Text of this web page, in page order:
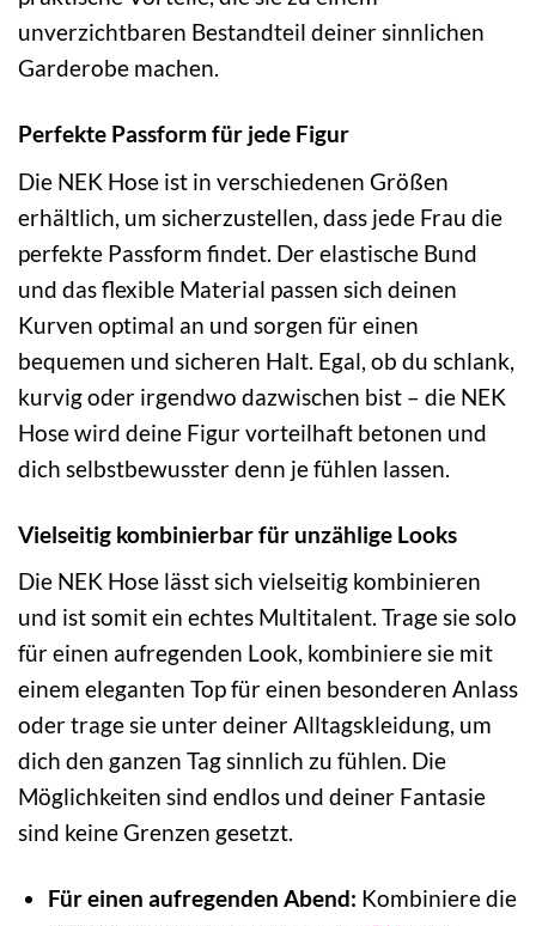
unverzichtbaren Bestandteil deiner sinnlichen
Garderobe machen.
Perfekte Passform für jede Figur
Die NEK Hose ist in verschiedenen Größen
erhältlich, um sicherzustellen, dass jede Frau die
perfekte Passform findet. Der elastische Bund
und das flexible Material passen sich deinen
Kurven optimal an und sorgen für einen
bequemen und sicheren Halt. Egal, ob du schlank,
kurvig oder irgendwo dazwischen bist – die NEK
Hose wird deine Figur vorteilhaft betonen und
dich selbstbewusster denn je fühlen lassen.
Vielseitig kombinierbar für unzählige Looks
Die NEK Hose lässt sich vielseitig kombinieren
und ist somit ein echtes Multitalent. Trage sie solo
für einen aufregenden Look, kombiniere sie mit
einem eleganten Top für einen besonderen Anlass
oder trage sie unter deiner Alltagskleidung, um
dich den ganzen Tag sinnlich zu fühlen. Die
Möglichkeiten sind endlos und deiner Fantasie
sind keine Grenzen gesetzt.
Für einen aufregenden Abend: Kombiniere die